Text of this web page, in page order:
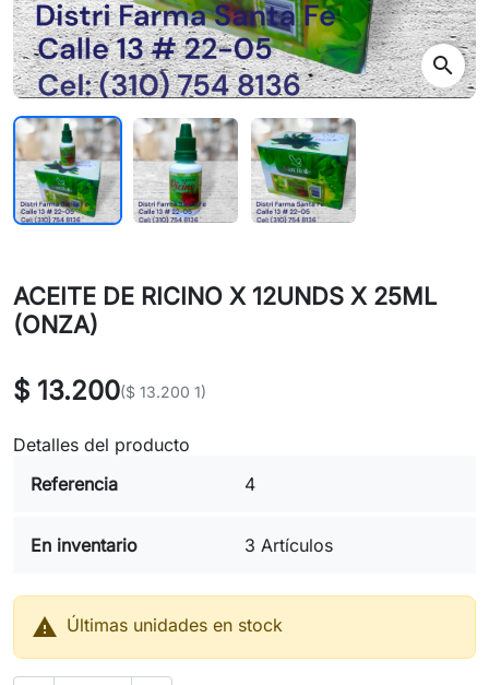
search
ACEITE DE RICINO X 12UNDS X 25ML
(ONZA)
$ 13.200($ 13.200 1)
Detalles del producto
Referencia
4
En inventario 3 Artículos
 Últimas unidades en stock